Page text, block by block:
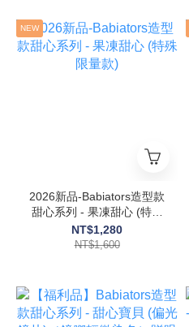
NEW
2026新品-Babiators造型款
甜心系列 - 果凍甜心 (特殊
限量款)
NT$1,280
NT$1,600